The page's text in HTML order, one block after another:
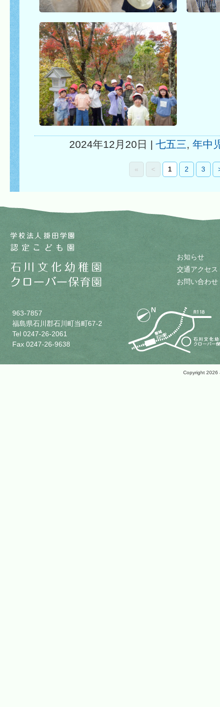
2024年12月20日 | 七五三, 年中
« < 1 2 3
963-7857
福島県石川郡石川町当町67-2
Tel 0247-26-2061
Fax 0247-26-9638
お知らせ
交通アクセス
お問い合わせ
Copyright 2026